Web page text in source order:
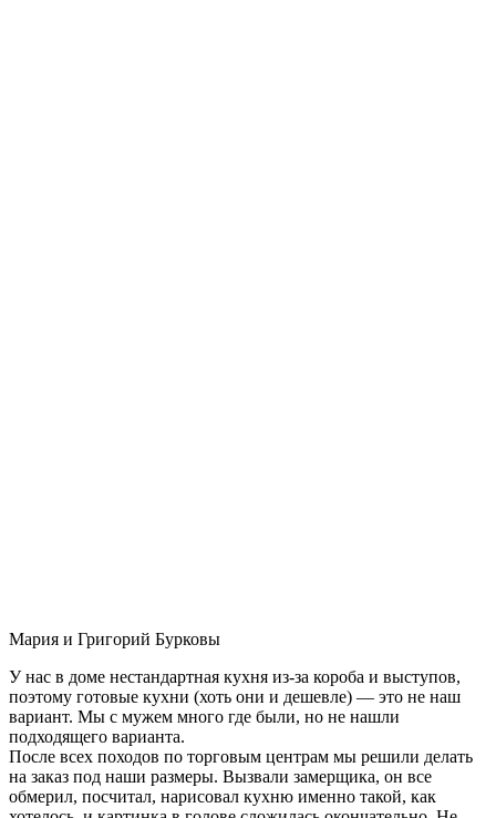
Мария и Григорий Бурковы
У нас в доме нестандартная кухня из-за короба и выступов,
поэтому готовые кухни (хоть они и дешевле) — это не наш
вариант. Мы с мужем много где были, но не нашли
подходящего варианта.
После всех походов по торговым центрам мы решили делать
на заказ под наши размеры. Вызвали замерщика, он все
обмерил, посчитал, нарисовал кухню именно такой, как